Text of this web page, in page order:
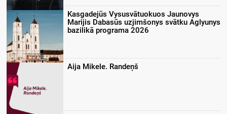
Kasgadejūs Vysusvātuokuos Jaunovys
Marijis Dabasūs uzjimšonys svātku Aglyunys
bazilikā programa 2026
Aija Mikele. Randeņš